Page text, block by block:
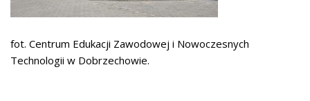
fot. Centrum Edukacji Zawodowej i Nowoczesnych
Technologii w Dobrzechowie.